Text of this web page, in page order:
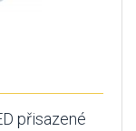
přisazené